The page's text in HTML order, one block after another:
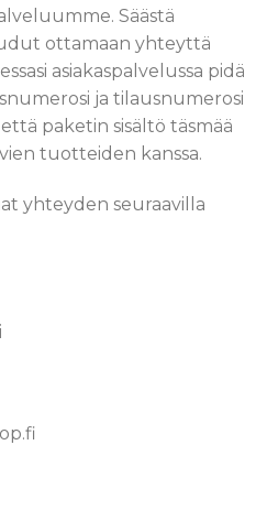
Säästä
ottamaan yhteyttä
asiakaspalvelussa pidä
ja tilausnumerosi
paketin sisältö täsmää
tuotteiden kanssa.
yhteyden seuraavilla